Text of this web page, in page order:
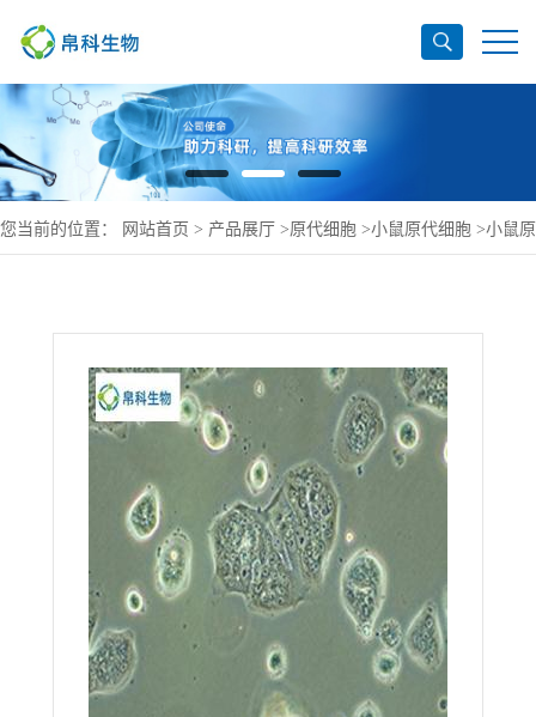
您当前的位置： 网站首页 > 产品展厅 >原代细胞 >小鼠原代细胞 >小鼠原